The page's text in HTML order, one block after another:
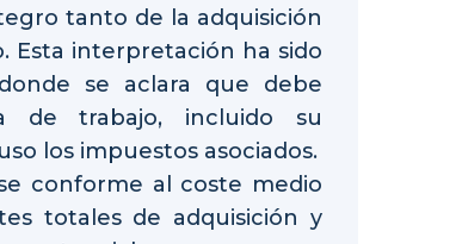
tanto de la adquisición
Esta interpretación ha sido
se aclara que debe
trabajo, incluido su
los impuestos asociados.
conforme al coste medio
totales de adquisición y